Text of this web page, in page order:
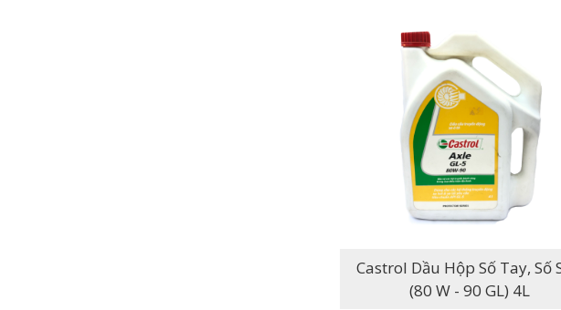
Castrol Dầu Hộp Số Tay, Số
(80 W - 90 GL) 4L